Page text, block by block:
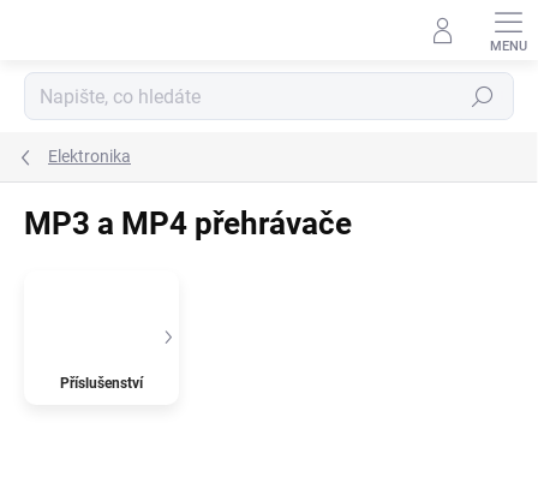
Hledat
Elektronika
MP3 a MP4 přehrávače
Příslušenství